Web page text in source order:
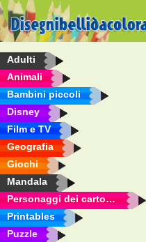
Adulti
Animali
Bambini piccoli
Disney
Film e TV
Geografia
Giochi
Mandala
Personaggi dei cartoni animati
Printables
Puzzle